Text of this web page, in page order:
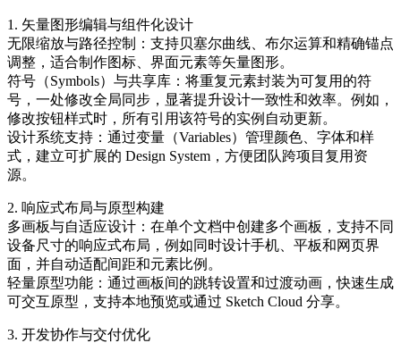
1. 矢量图形编辑与组件化设计
无限缩放与路径控制：支持贝塞尔曲线、布尔运算和精确锚点
调整，适合制作图标、界面元素等矢量图形。
符号（Symbols）与共享库：将重复元素封装为可复用的符
号，一处修改全局同步，显著提升设计一致性和效率。例如，
修改按钮样式时，所有引用该符号的实例自动更新。
设计系统支持：通过变量（Variables）管理颜色、字体和样
式，建立可扩展的 Design System，方便团队跨项目复用资
源。
2. 响应式布局与原型构建
多画板与自适应设计：在单个文档中创建多个画板，支持不同
设备尺寸的响应式布局，例如同时设计手机、平板和网页界
面，并自动适配间距和元素比例。
轻量原型功能：通过画板间的跳转设置和过渡动画，快速生成
可交互原型，支持本地预览或通过 Sketch Cloud 分享。
3. 开发协作与交付优化